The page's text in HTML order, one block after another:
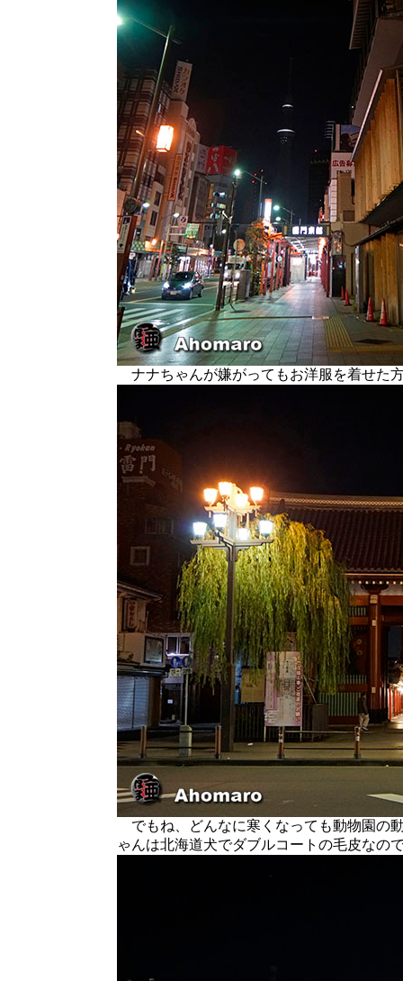
ナナちゃんが嫌がってもお洋服を着せた
でもね、どんなに寒くなっても動物園の
ゃんは北海道犬でダブルコートの毛皮なの